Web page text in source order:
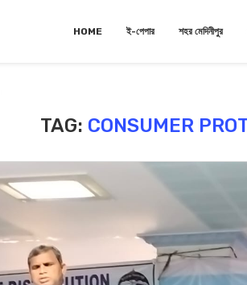
HOME ই-পেপার শহর মেদিনীপুর
TAG: CONSUMER